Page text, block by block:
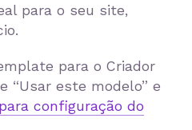
para o seu site,
para o Criador
“Usar este modelo” e
configuração do